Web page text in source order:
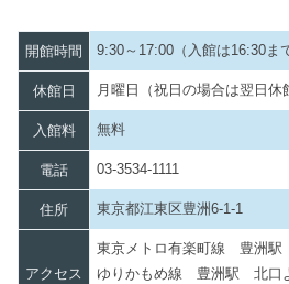
開館時間 9:30～17:00（入館は16:30ま
休館日 月曜日（祝日の場合は翌日
入館料 無料
電話 03-3534-1111
住所 東京都江東区豊洲6-1-1
アクセス
東京メトロ有楽町線 豊洲駅
ゆりかもめ線 豊洲駅 北口